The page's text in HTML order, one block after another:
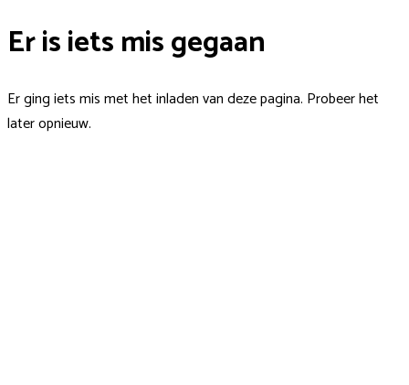
Er is iets mis gegaan
Er ging iets mis met het inladen van deze pagina. Probeer het
later opnieuw.